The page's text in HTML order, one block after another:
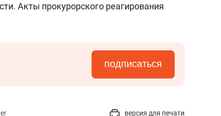
Акты прокурорского реагирования
подписаться
версия для печати